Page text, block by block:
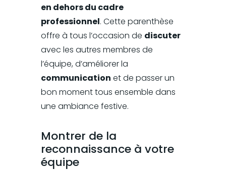
en dehors du cadre
professionnel. Cette parenthèse
offre à tous l’occasion de discuter
avec les autres membres de
l’équipe, d’améliorer la
communication et de passer un
bon moment tous ensemble dans
une ambiance festive.
Montrer de la
reconnaissance à votre
équipe